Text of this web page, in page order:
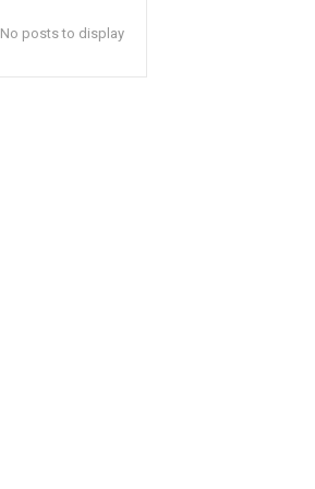
No posts to display